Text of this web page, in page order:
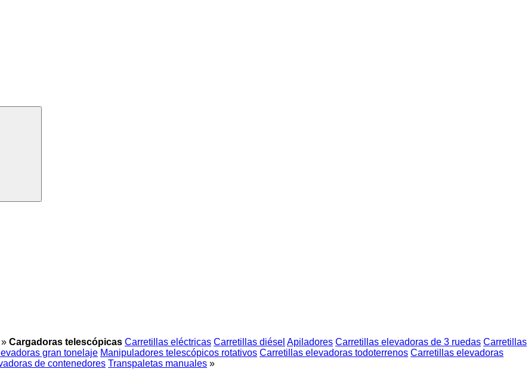
» Cargadoras telescópicas Carretillas eléctricas Carretillas diésel Apiladores Carretillas elevadoras de 3 ruedas Carretillas
gran tonelaje Manipuladores telescópicos rotativos Carretillas elevadoras todoterrenos Carretillas elevadoras
de contenedores Transpaletas manuales »